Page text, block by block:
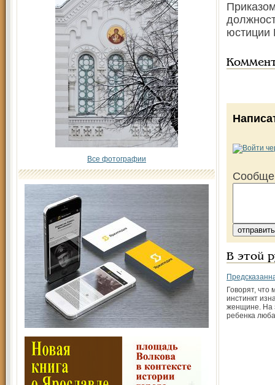
Все фотографии
юстиции
В этой
Говорят, что
инстинкт
женщине. На
ребенка